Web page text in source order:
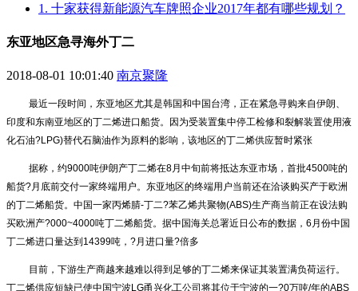
1. 十家获得新能源汽车牌照企业2017年都有哪些规划？
东亚地区急寻海外丁二
2018-08-01 10:01:40 南京聚隆
最近一段时间，东亚地区尤其是韩国和中国台湾，正在紧急寻购来自伊朗、
印度和东南亚地区的丁二烯进口船货。因为受装置集中停工检修和裂解装置使用液
化石油?LPG)替代石脑油作为原料的影响，该地区的丁二烯供应暂时紧张
据称，约9000吨伊朗产丁二烯在8月中旬前将抵达东亚市场，首批4500吨的
船货?月底前交付一家终端用户。东亚地区的终端用户当前还在洽谈购买产于欧洲
的丁二烯船货。中国一家丙烯腈-丁二?苯乙烯共聚物(ABS)生产商当前正在设法购
买欧洲产?000~4000吨丁二烯船货。据中国海关总署近日公布的数据，6月份中国
丁二烯进口量达到14399吨，?月进口量?倍多
目前，下游生产商越来越难以得到足够的丁二烯来保证其装置满负荷运行。
丁二烯供应短缺已使中国宁波LG甬兴化工公司将其位于宁波的一?0万吨/年的ABS